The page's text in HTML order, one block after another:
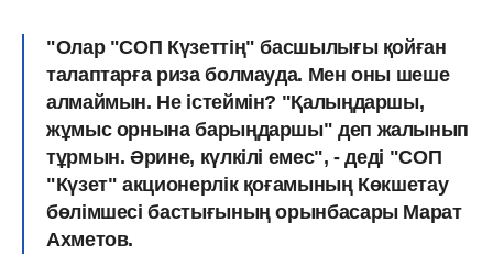
"Олар "СОП Күзеттің" басшылығы қойған
талаптарға риза болмауда. Мен оны шеше
алмаймын. Не істеймін? "Қалыңдаршы,
жұмыс орнына барыңдаршы" деп жалынып
тұрмын. Әрине, күлкілі емес", - деді "СОП
"Күзет" акционерлік қоғамының Көкшетау
бөлімшесі бастығының орынбасары Марат
Ахметов.